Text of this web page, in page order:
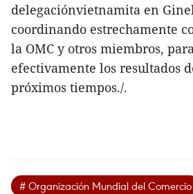
delegaciónvietnamita en
coordinando estrechamente
la OMC y otros miembros,
efectivamente los resultados
próximos tiempos./.
# Organización Mundial del Comercio